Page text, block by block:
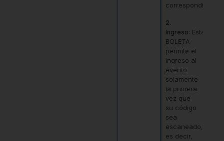
correspondiente.
2.
Ingreso: Esta
BOLETA
permite el
ingreso al
evento
solamente
la primera
vez que
su código
sea
escaneado,
es decir,